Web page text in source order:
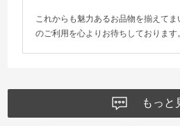
これからも魅力あるお品物を揃えてま
のご利用を心よりお待ちしております。
もっと